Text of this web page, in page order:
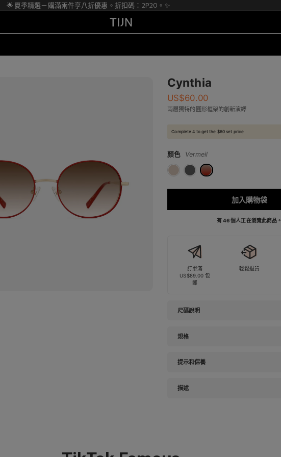
🌟 夏季精選－購滿兩件享八折優惠。折扣碼：2P20。✨
Cynthia
US$60.00
兩層獨特的圓形框架的創新演繹
Complete 4 to get the $60 set price
顏色 Vermeil
加入購物袋
有 46 個人正在瀏覽此商品。
訂單滿
US$89.00 包
郵
輕鬆退貨
尺碼說明
規格
提示和保養
描述